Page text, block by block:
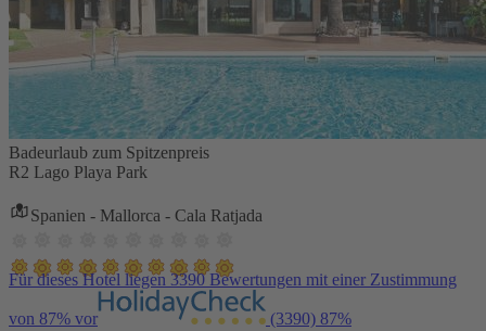
Badeurlaub zum Spitzenpreis
R2 Lago Playa Park
Spanien - Mallorca - Cala Ratjada
Für dieses Hotel liegen 3390 Bewertungen mit einer Zustimmung
von 87% vor (3390) 87%